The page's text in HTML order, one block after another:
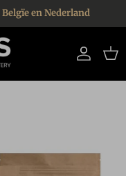
en Nederland
Account